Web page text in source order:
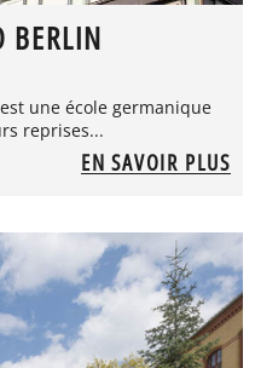
BERLIN
une école germanique
reprises...
EN SAVOIR PLUS